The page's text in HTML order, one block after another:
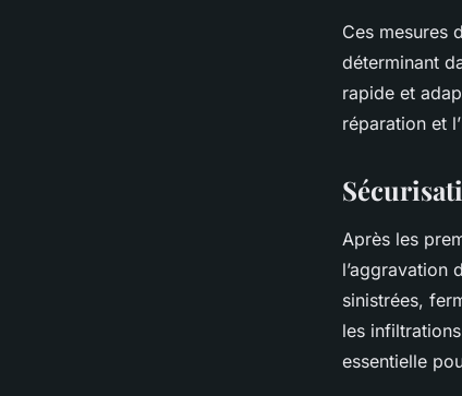
Ces mesures
déterminant
rapide et
réparation et
Après les
l’aggravation
sinistrées,
les
essentielle